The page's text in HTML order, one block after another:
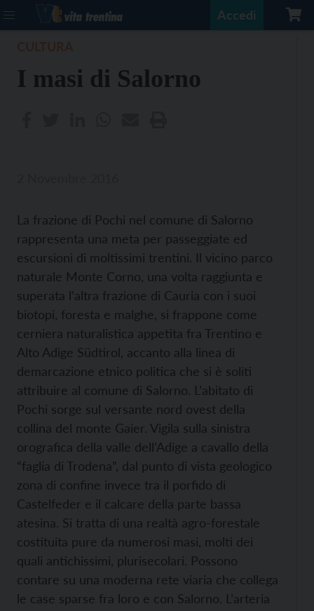
Accedi
I masi di Salorno
La frazione di Pochi nel comune di Salorno
rappresenta una meta per passeggiate ed
escursioni di moltissimi trentini. Il vicino parco
naturale Monte Corno, una volta raggiunta e
superata l’altra frazione di Cauria con i suoi
biotopi, foresta e malghe, si frappone come
cerniera naturalistica appetita fra Trentino e
Alto Adige Südtirol, accanto alla linea di
demarcazione etnico politica che si è soliti
attribuire al comune di Salorno. L’abitato di
Pochi sorge sul versante nord ovest della
collina del monte Gaier. Vigila sulla sinistra
orografica della valle dell’Adige a cavallo della
“faglia di Trodena”, dal punto di vista geologico
zona di confine invece tra il porfido di
Castelfeder e il calcare della parte bassa
atesina. Si tratta di una realtà agro-forestale
costituita pure da numerosi masi, molti dei
quali antichissimi, plurisecolari. Possono
contare su una moderna rete viaria che collega
le case sparse fra loro e con Salorno. L’arteria